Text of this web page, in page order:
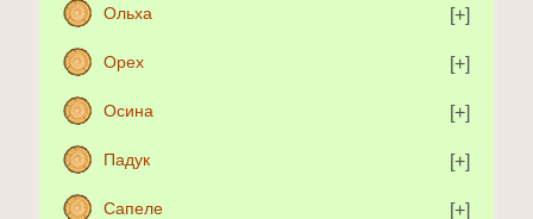
Ольха
Орех
Осина
Падук
Сапеле